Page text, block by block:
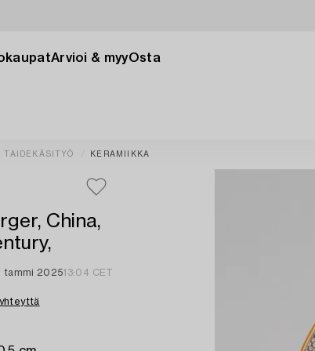
Arvioi & myyOsta
KERAMIIKKA
China,
tammi 202513:04 CET